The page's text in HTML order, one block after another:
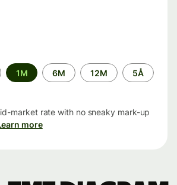
1M 6M 12M 5Å
market rate with no sneaky mark-up
more